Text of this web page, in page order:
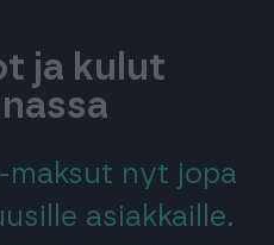
ja kulut
maksut nyt jopa
asiakkaille.